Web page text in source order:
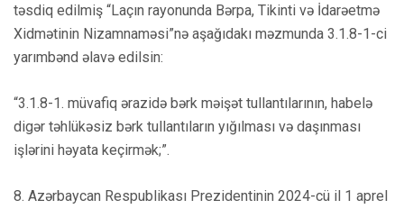
təsdiq edilmiş “Laçın rayonunda Bərpa, Tikinti və İdarəetmə
Xidmətinin Nizamnaməsi”nə aşağıdakı məzmunda 3.1.8-1-ci
yarımbənd əlavə edilsin:
“3.1.8-1. müvafiq ərazidə bərk məişət tullantılarının, habelə
digər təhlükəsiz bərk tullantıların yığılması və daşınması
işlərini həyata keçirmək;”.
8. Azərbaycan Respublikası Prezidentinin 2024-cü il 1 aprel